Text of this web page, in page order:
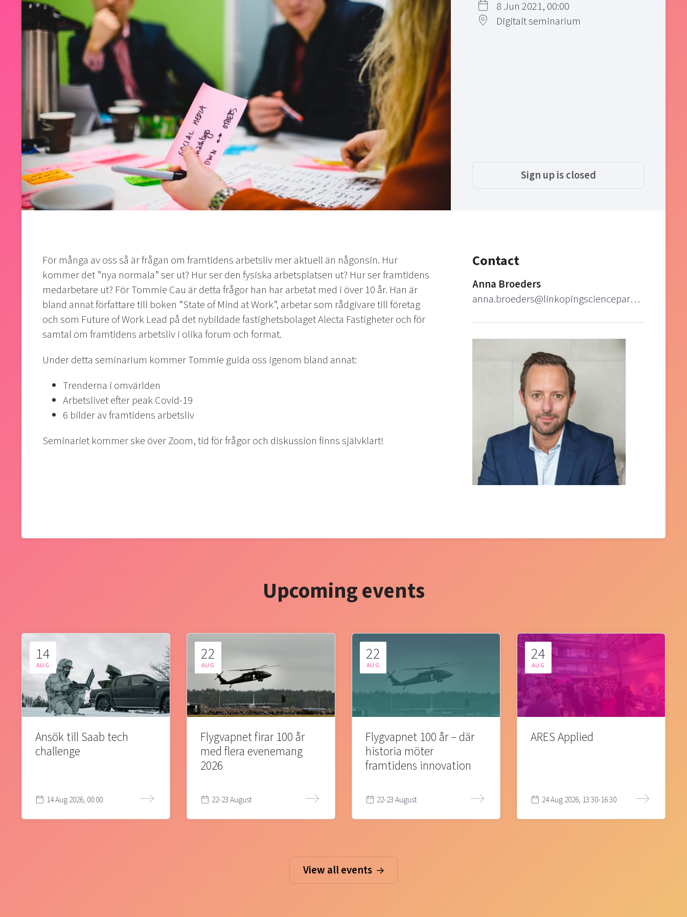
8 Jun 2021, 00:00
Digitalt seminarium
Sign up is closed
För många av oss så är frågan om framtidens arbetsliv mer aktuell än någonsin. Hur
kommer det ”nya normala” ser ut? Hur ser den fysiska arbetsplatsen ut? Hur ser framtidens
medarbetare ut? För Tommie Cau är detta frågor han har arbetat med i över 10 år. Han är
bland annat författare till boken ”State of Mind at Work”, arbetar som rådgivare till företag
och som Future of Work Lead på det nybildade fastighetsbolaget Alecta Fastigheter och för
samtal om framtidens arbetsliv i olika forum och format.
Under detta seminarium kommer Tommie guida oss igenom bland annat:
Trenderna i omvärlden
Arbetslivet efter peak Covid-19
6 bilder av framtidens arbetsliv
Seminariet kommer ske över Zoom, tid för frågor och diskussion finns självklart!
Contact
Anna Broeders
anna.broeders@linkopingsciencepark.se
Upcoming events
14
AUG
Ansök till Saab tech
challenge
14 Aug 2026, 00:00
22
AUG
Flygvapnet firar 100 år
med flera evenemang
2026
22-23 August
22
AUG
Flygvapnet 100 år – där
historia möter
framtidens innovation
22-23 August
24
AUG
ARES Applied
24 Aug 2026, 13:30-16:30
View all events